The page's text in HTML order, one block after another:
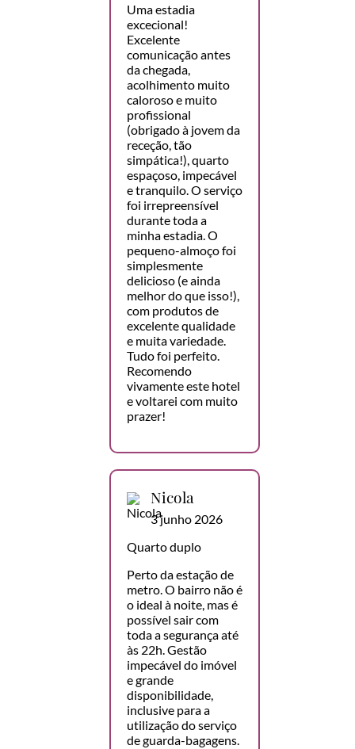
Uma estadia
excecional!
Excelente
comunicação antes
da chegada,
acolhimento muito
caloroso e muito
profissional
(obrigado à jovem da
receção, tão
simpática!), quarto
espaçoso, impecável
e tranquilo. O serviço
foi irrepreensível
durante toda a
minha estadia. O
pequeno-almoço foi
simplesmente
delicioso (e ainda
melhor do que isso!),
com produtos de
excelente qualidade
e muita variedade.
Tudo foi perfeito.
Recomendo
vivamente este hotel
e voltarei com muito
prazer!
Nicola
3 junho 2026
Quarto duplo
Perto da estação de
metro. O bairro não é
o ideal à noite, mas é
possível sair com
toda a segurança até
às 22h. Gestão
impecável do imóvel
e grande
disponibilidade,
inclusive para a
utilização do serviço
de guarda-bagagens.